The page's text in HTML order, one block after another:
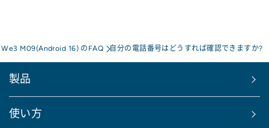
M09(Android 16) のFAQ 自分の電話番号はどうすれば確認できますか?
製品
使い方